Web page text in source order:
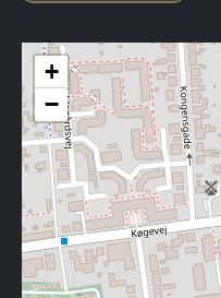
+
−